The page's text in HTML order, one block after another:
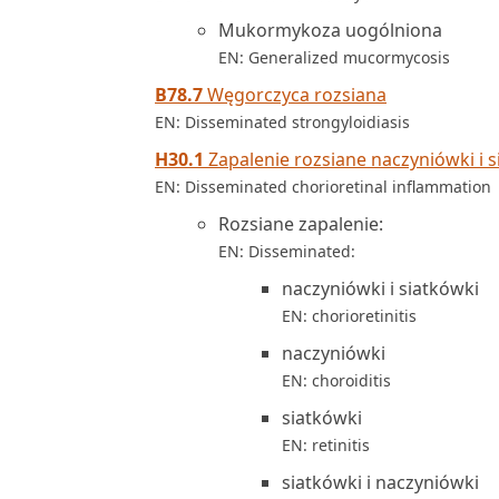
Mukormykoza uogólniona
EN: Generalized mucormycosis
B78.7Węgorczyca rozsiana
EN: Disseminated strongyloidiasis
H30.1 Zapalenie rozsiane naczyniówki i
EN: Disseminated chorioretinal inflammation
Rozsiane zapalenie:
EN: Disseminated:
naczyniówki i siatkówki
EN: chorioretinitis
naczyniówki
EN: choroiditis
siatkówki
EN: retinitis
siatkówki i naczyniówki